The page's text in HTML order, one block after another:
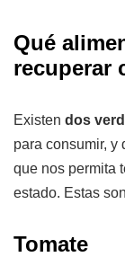
Qué
recuperar
Existen dos
para consumir, y
que nos permita
estado. Estas
Tomate